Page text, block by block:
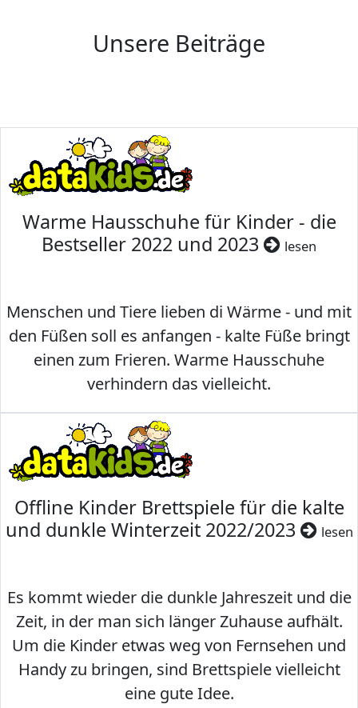
Unsere Beiträge
Warme Hausschuhe für Kinder - die
Bestseller 2022 und 2023
lesen
Menschen und Tiere lieben di Wärme - und mit
den Füßen soll es anfangen - kalte Füße bringt
einen zum Frieren. Warme Hausschuhe
verhindern das vielleicht.
Offline Kinder Brettspiele für die kalte
und dunkle Winterzeit 2022/2023
lesen
Es kommt wieder die dunkle Jahreszeit und die
Zeit, in der man sich länger Zuhause aufhält.
Um die Kinder etwas weg von Fernsehen und
Handy zu bringen, sind Brettspiele vielleicht
eine gute Idee.